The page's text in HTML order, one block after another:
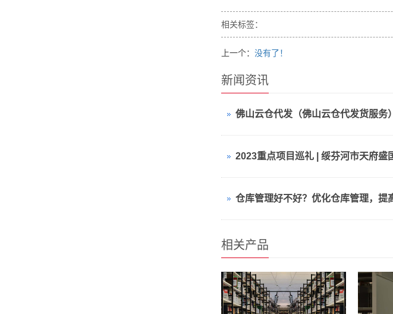
相关标签：
上一个： 没有了！
新闻资讯
佛山云仓代发（佛山云仓代发货服务）
相关产品